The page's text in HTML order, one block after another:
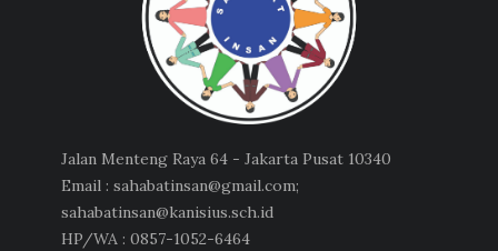
Jalan Menteng Raya 64 - Jakarta Pusat 10340
Email : sahabatinsan@gmail.com;
sahabatinsan@kanisius.sch.id
HP/WA : 0857-1052-6464